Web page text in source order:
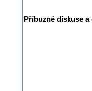
Příbuzné diskuse a